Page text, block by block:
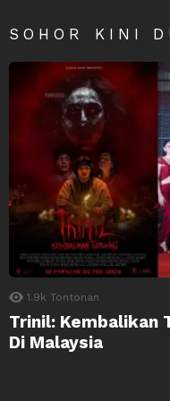
SOHOR KINI
1.9k Tontonan
Trinil: Kembalikan
Di Malaysia